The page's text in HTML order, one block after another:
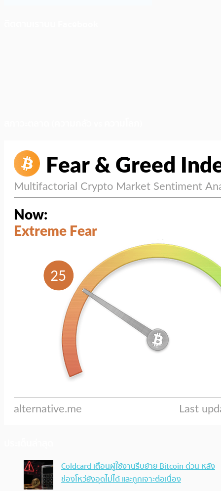
Coldcard เตือนผู้ใช้งานรีบย้าย Bitcoin ด่วน หลัง
ช่องโหว่ยังอุดไม่ได้ และถูกเจาะต่อเนื่อง